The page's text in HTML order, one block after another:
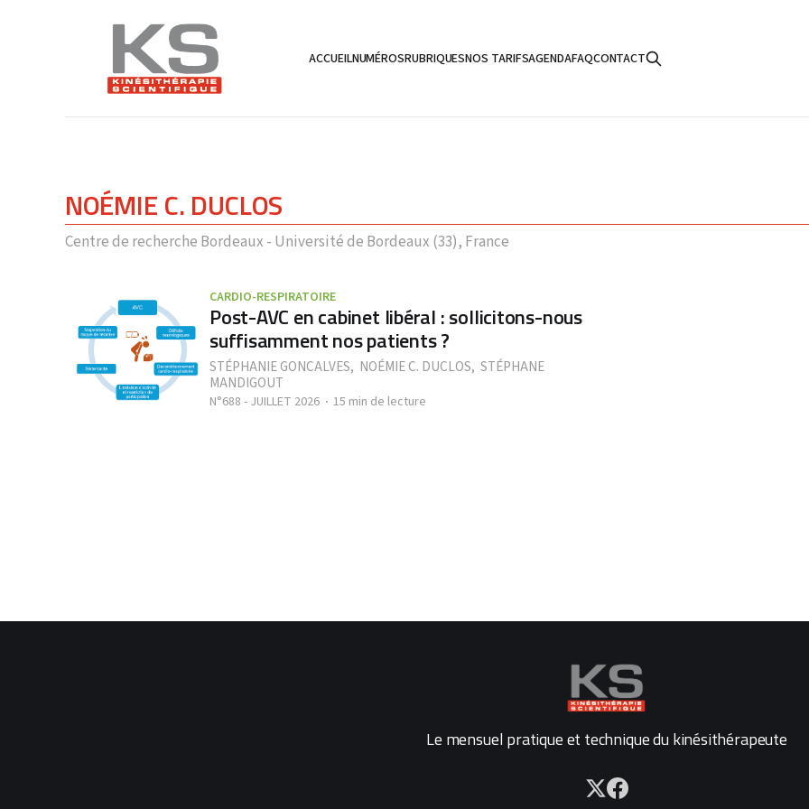
ACCUEILNUMÉROSRUBRIQUESNOS TARIFSAGENDAFAQCONTACT
NOÉMIE C. DUCLOS
Centre de recherche Bordeaux - Université de Bordeaux (33), France
CARDIO-RESPIRATOIRE
Post-AVC en cabinet libéral : sollicitons-nous
suffisamment nos patients ?
STÉPHANIE GONCALVES, NOÉMIE C. DUCLOS, STÉPHANE
MANDIGOUT
N°688 - JUILLET 2026 15 min de lecture
Le mensuel pratique et technique du kinésithérapeute